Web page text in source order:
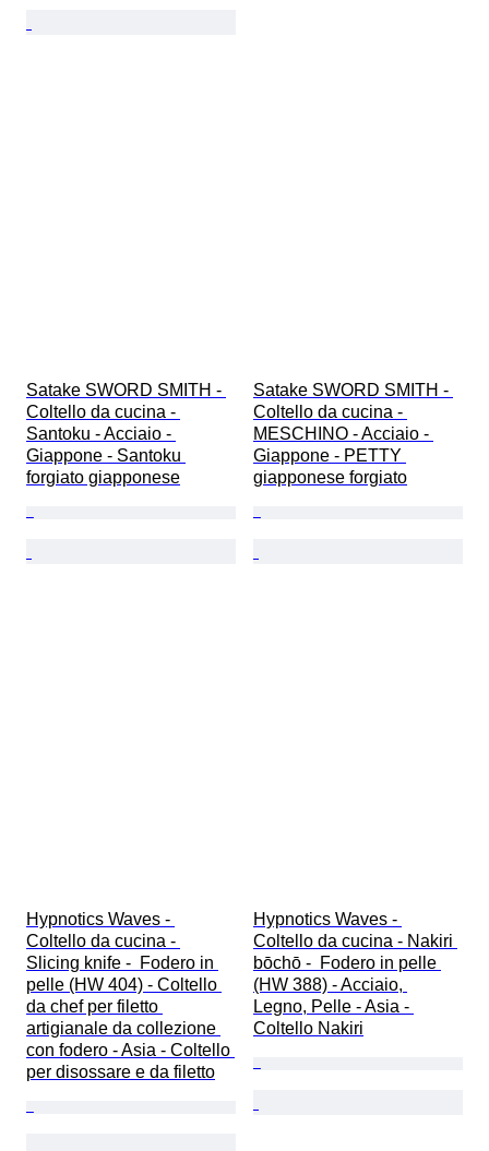
Satake SWORD SMITH -
Coltello da cucina -
Santoku - Acciaio -
Giappone - Santoku
forgiato giapponese
Satake SWORD SMITH -
Coltello da cucina -
MESCHINO - Acciaio -
Giappone - PETTY
giapponese forgiato
Hypnotics Waves -
Coltello da cucina -
Slicing knife -  Fodero in
pelle (HW 404) - Coltello
da chef per filetto
artigianale da collezione
con fodero - Asia - Coltello
per disossare e da filetto
Hypnotics Waves -
Coltello da cucina - Nakiri
bōchō -  Fodero in pelle
(HW 388) - Acciaio,
Legno, Pelle - Asia -
Coltello Nakiri